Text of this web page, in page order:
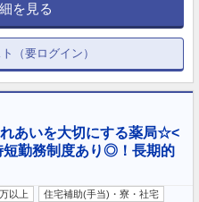
を見る
（要ログイン）
あいを大切にする薬局☆<
短勤務制度あり◎！長期的
以上
住宅補助(手当)・寮・社宅